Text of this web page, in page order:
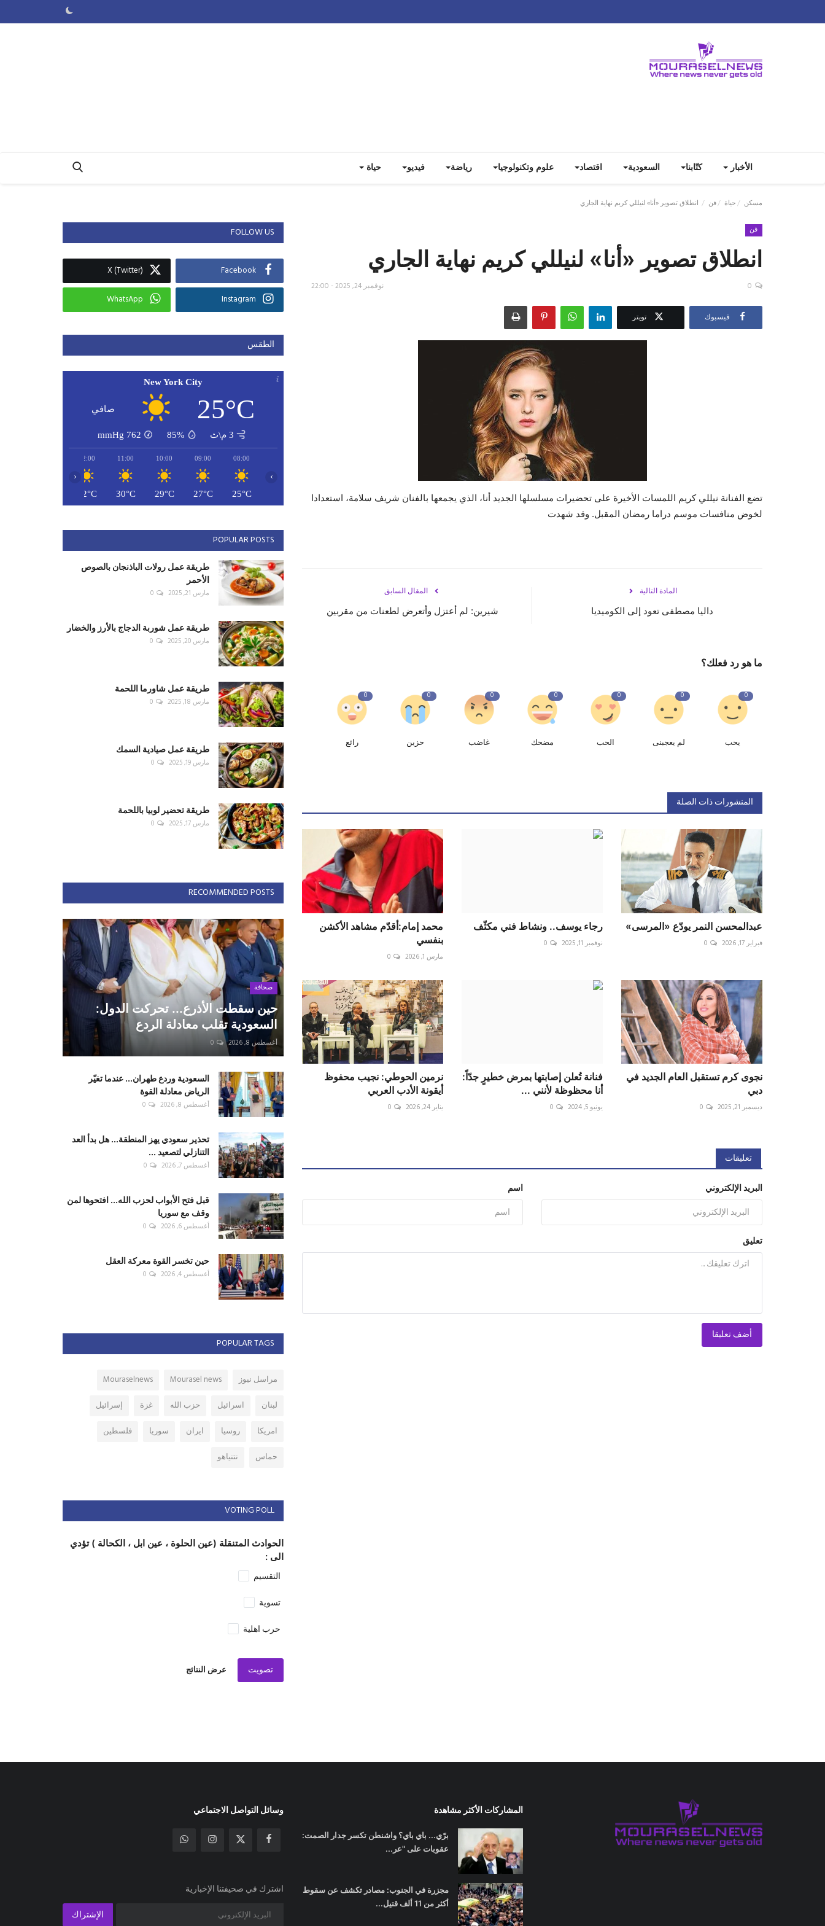
الأخبار كتّابنا السعودية اقتصاد علوم وتكنولوجيا رياضة فيديو حياة
مسكن حياة فن انطلاق تصوير «أنا» لنيللي كريم نهاية الجاري
فن
انطلاق تصوير «أنا» لنيللي كريم نهاية الجاري
نوفمبر 24, 2025 - 22:00 0
فيسبوك تويتر
تضع الفنانة نيللي كريم اللمسات الأخيرة على تحضيرات مسلسلها الجديد أنا، الذي يجمعها بالفنان شريف سلامة، استعدادا
لخوض منافسات موسم دراما رمضان المقبل. وقد شهدت
المقال السابق
شيرين: لم أعتزل وأتعرض لطعنات من مقربين
المادة التالية
داليا مصطفى تعود إلى الكوميديا
ما هو رد فعلك؟
0
يحب
0
لم يعجبنى
0
الحب
0
مضحك
0
غاضب
0
حزين
0
رائع
المنشورات ذات الصلة
عبدالمحسن النمر يودّع «المرسى»
فبراير 17, 2026 0
رجاء يوسف.. ونشاط فني مكثّف
نوفمبر 11, 2025 0
محمد إمام:أقدّم مشاهد الأكشن
بنفسي
مارس 1, 2026 0
نجوى كرم تستقبل العام الجديد في
دبي
ديسمبر 21, 2025 0
فنانة تُعلن إصابتها بمرض خطيرٍ جدّاً:
أنا محظوظة لأنني ...
يونيو 5, 2024 0
نرمين الحوطي: نجيب محفوظ
أيقونة الأدب العربي
يناير 24, 2026 0
تعليقات
اسم البريد الإلكتروني
تعليق
أضف تعليقا
FOLLOW US
Facebook
X (Twitter)
Instagram
WhatsApp
الطقس
New York City
25°C صافي
3 م\ث 85%
762
mmHg
08:00
25°C
09:00
27°C
10:00
29°C
11:00
30°C
12:00
32°C
‹ ›
POPULAR POSTS
طريقة عمل رولات الباذنجان بالصوص
الأحمر
مارس 21, 2025 0
طريقة عمل شوربة الدجاج بالأرز والخضار
مارس 20, 2025 0
طريقة عمل شاورما اللحمة
مارس 18, 2025 0
طريقة عمل صيادية السمك
مارس 19, 2025 0
طريقة تحضير لوبيا باللحمة
مارس 17, 2025 0
RECOMMENDED POSTS
صحافة
حين سقطت الأذرع... تحركت الدول:
السعودية تقلب معادلة الردع
أغسطس 8, 2026 0
السعودية وردع طهران... عندما تغيّر
الرياض معادلة القوة
أغسطس 8, 2026 0
تحذير سعودي يهز المنطقة... هل بدأ العد
التنازلي لتصعيد ...
أغسطس 7, 2026 0
قبل فتح الأبواب لحزب الله... افتحوها لمن
وقف مع سوريا
أغسطس 6, 2026 0
حين تخسر القوة معركة العقل
أغسطس 4, 2026 0
POPULAR TAGS
مراسل نيوز Mourasel news
Mouraselnews
لبنان
اسرائيل حزب الله غزة
إسرائيل
امريكا
روسيا ايران سوريا
فلسطين
حماس
نتنياهو
VOTING POLL
الحوادث المتنقلة (عين الحلوة ، عين ابل ، الكحالة ) تؤدي
الى :
التقسيم
تسوية
حرب اهلية
تصويت عرض النتائج
المشاركات الأكثر مشاهدة
برّي... باي باي؟ واشنطن تكسر جدار الصمت:
عقوبات على "عر...
مجزرة في الجنوب: مصادر تكشف عن سقوط
أكثر من 11 ألف قتيل...
وسائل التواصل الاجتماعي
اشترك في صحيفتنا الإخبارية
الإشتراك